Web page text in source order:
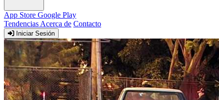
App Store Google Play
Tendencias Acerca de Contacto
Iniciar Sesión